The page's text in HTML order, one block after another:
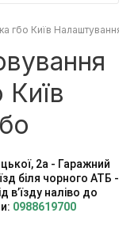
гбо Київ Налаштування
Київ
2а - Гаражний
біля чорного АТБ -
вʼїзду наліво до
0988619700